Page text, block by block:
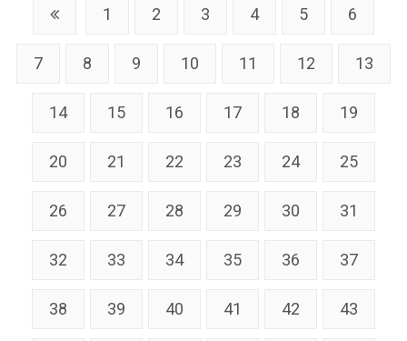
1 2 3 4 5 6
7 8 9 10 11 12 13
14 15 16 17 18 19
20 21 22 23 24 25
26 27 28 29 30 31
32 33 34 35 36 37
38 39 40 41 42 43